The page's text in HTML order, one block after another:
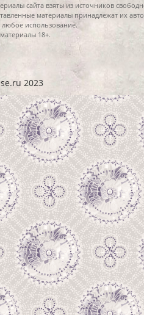
сайта взяты из источников
материалы принадлежат их
любое использование.
18+.
2023